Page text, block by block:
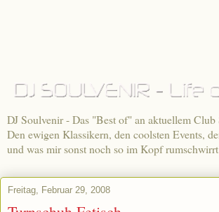
DJ Soulvenir - Das "Best of" an aktuellem Club
Den ewigen Klassikern, den coolsten Events,
und was mir sonst noch so im Kopf
Freitag, Februar 29, 2008